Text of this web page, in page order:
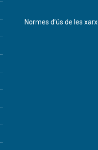
Normes d’ús de les